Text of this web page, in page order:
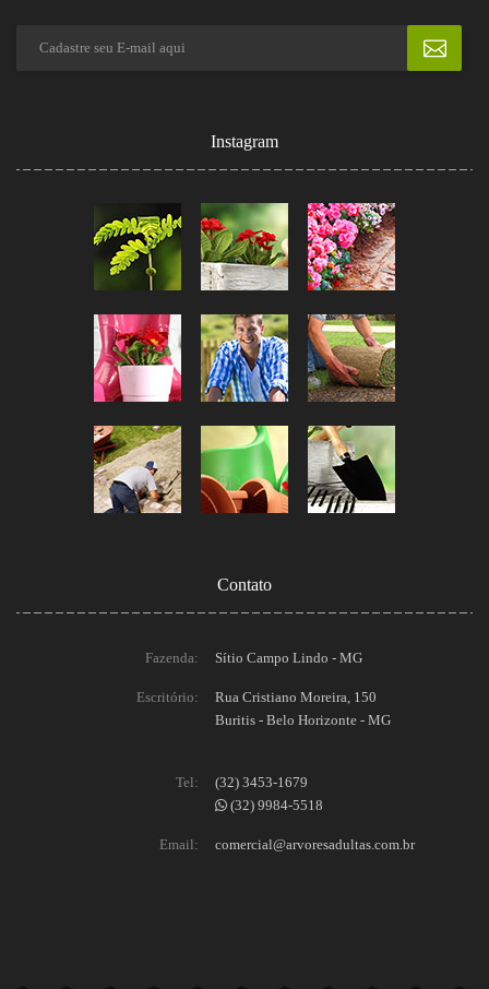
Instagram
Contato
Fazenda: Sítio Campo Lindo - MG
Escritório:
Rua Cristiano Moreira, 150
Buritis - Belo Horizonte - MG
Tel:
(32) 3453-1679
(32) 9984-5518
Email: comercial@arvoresadultas.com.br